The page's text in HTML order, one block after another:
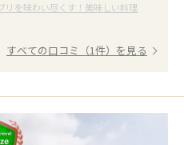
リを味わい尽くす！美味しい料理
すべての口コミ（1件）を見る